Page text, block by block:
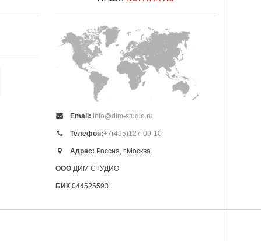
Email: info@dim-studio.ru
Телефон:+7(495)127-09-10
Адрес: Россия, г.Москва
ООО ДИМ СТУДИО
БИК 044525593